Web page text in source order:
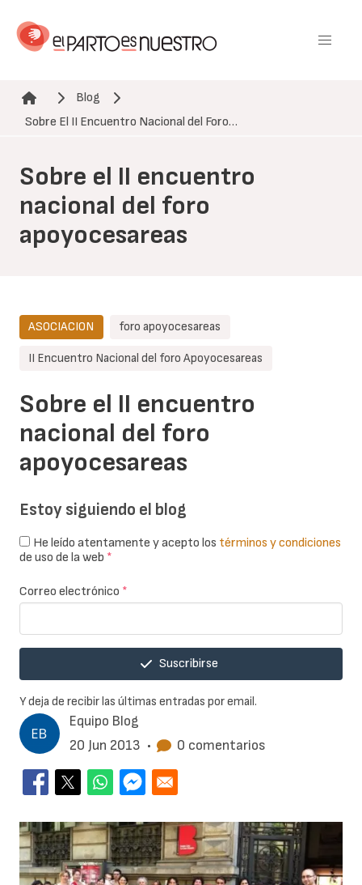
contenido
Ruta de navegación
Blog
Sobre El II Encuentro Nacional del Foro…
Sobre el II encuentro
nacional del foro
apoyocesareas
Equipo Blog
20 Jun 2013 • 0 comentarios
Sobre el II encuentro
nacional del foro
apoyocesareas
ASOCIACION foro apoyocesareas
II Encuentro Nacional del foro Apoyocesareas
Estoy siguiendo el blog
He leído atentamente y acepto los términos y condiciones
de uso de la web *
Correo electrónico *
Suscribirse
Y deja de recibir las últimas entradas por email.